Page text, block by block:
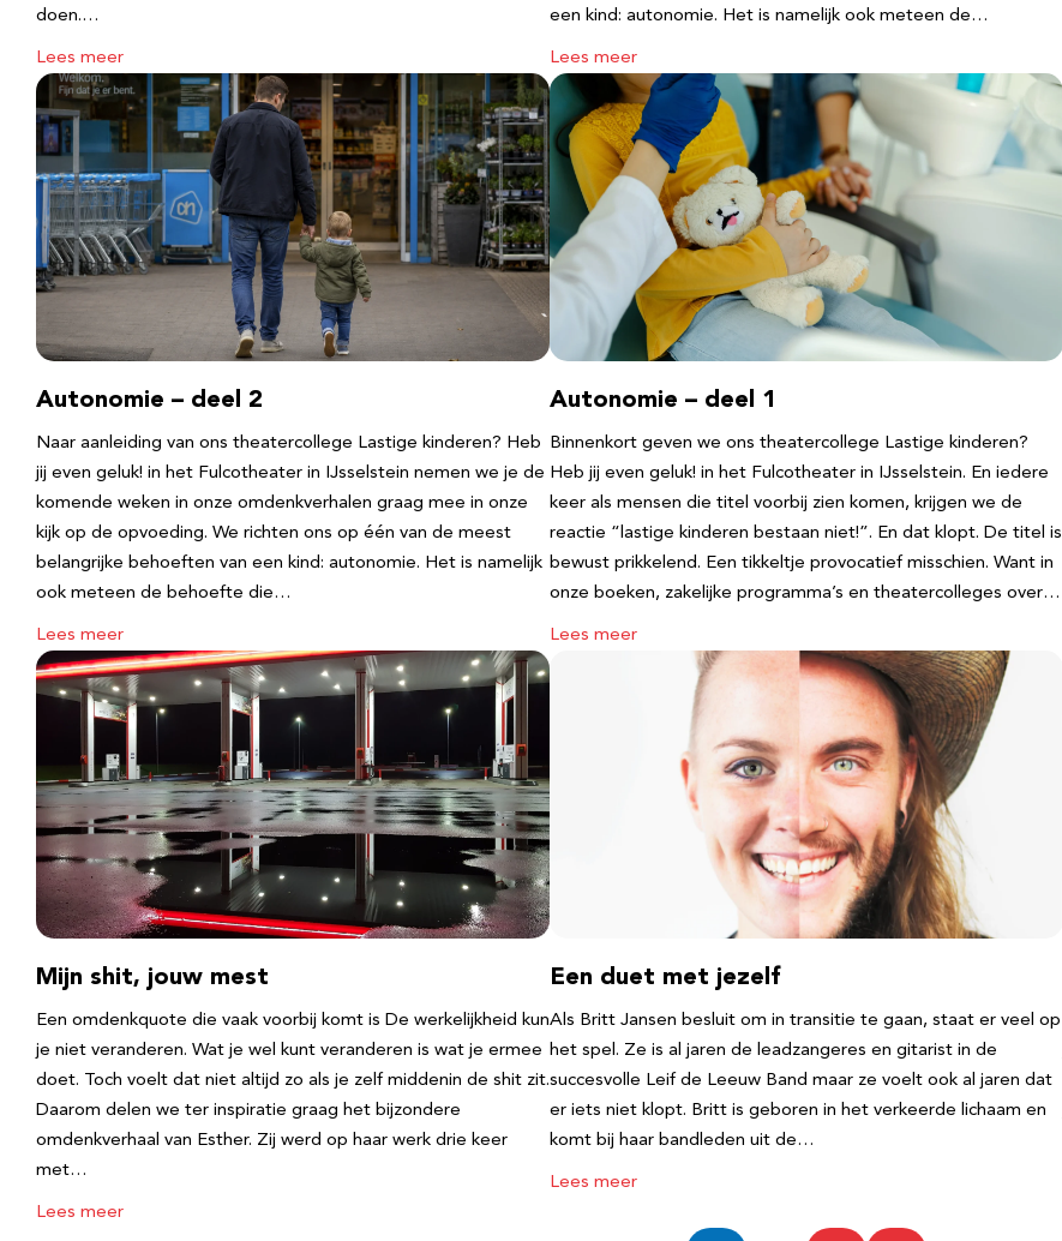
doen.…
Lees meer
een kind: autonomie. Het is namelijk ook meteen de…
Lees meer
Autonomie – deel 2
Naar aanleiding van ons theatercollege Lastige kinderen? Heb
jij even geluk! in het Fulcotheater in IJsselstein nemen we je de
komende weken in onze omdenkverhalen graag mee in onze
kijk op de opvoeding. We richten ons op één van de meest
belangrijke behoeften van een kind: autonomie. Het is namelijk
ook meteen de behoefte die…
Lees meer
Autonomie – deel 1
Binnenkort geven we ons theatercollege Lastige kinderen?
Heb jij even geluk! in het Fulcotheater in IJsselstein. En iedere
keer als mensen die titel voorbij zien komen, krijgen we de
reactie “lastige kinderen bestaan niet!”. En dat klopt. De titel is
bewust prikkelend. Een tikkeltje provocatief misschien. Want in
onze boeken, zakelijke programma’s en theatercolleges over…
Lees meer
Mijn shit, jouw mest
Een omdenkquote die vaak voorbij komt is De werkelijkheid kun
je niet veranderen. Wat je wel kunt veranderen is wat je ermee
doet. Toch voelt dat niet altijd zo als je zelf middenin de shit zit.
Daarom delen we ter inspiratie graag het bijzondere
omdenkverhaal van Esther. Zij werd op haar werk drie keer
met…
Lees meer
Een duet met jezelf
Als Britt Jansen besluit om in transitie te gaan, staat er veel op
het spel. Ze is al jaren de leadzangeres en gitarist in de
succesvolle Leif de Leeuw Band maar ze voelt ook al jaren dat
er iets niet klopt. Britt is geboren in het verkeerde lichaam en
komt bij haar bandleden uit de…
Lees meer